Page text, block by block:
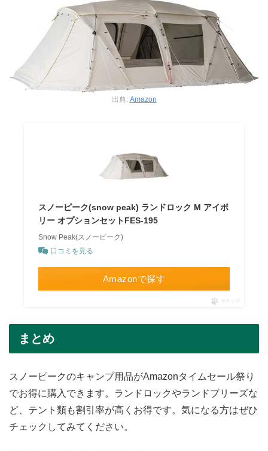
出典: Amazon
スノーピーク(snow peak) ランドロック M アイボ
リー オプションセットFES-195
Snow Peak(スノーピーク)
口コミを見る
Amazonで探す
ポチップ
まとめ
スノーピークのキャンプ用品がAmazonタイムセール祭り
でお得に購入できます。ランドロックやランドブリーズな
ど、テント類も割引率が高くお得です。気になる方はぜひ
チェックしてみてください。